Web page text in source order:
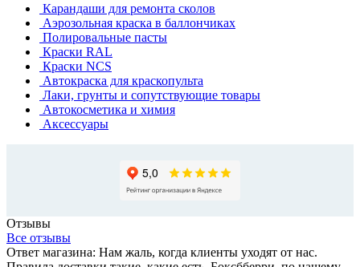
Карандаши для ремонта сколов
Аэрозольная краска в баллончиках
Полировальные пасты
Краски RAL
Краски NCS
Автокраска для краскопульта
Лаки, грунты и сопутствующие товары
Автокосметика и химия
Аксессуары
Отзывы
Все отзывы
Ответ магазина: Нам жаль, когда клиенты уходят от нас.